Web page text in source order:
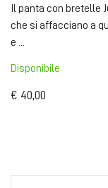
Il panta con bretelle
che si affacciano a
e ...
Disponibile
€ 40,00